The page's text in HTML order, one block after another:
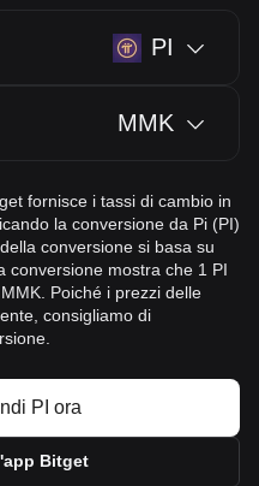
PI
MMK
fornisce i tassi di cambio in
la conversione da Pi (PI)
conversione si basa su
conversione mostra che 1 PI
Poiché i prezzi delle
consigliamo di
PI ora
Bitget